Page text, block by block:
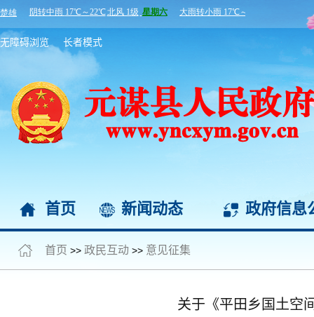
无障碍浏览 长者模式
首页 新闻动态 政府信息
首页 >> 政民互动 >> 意见征集
关于《平田乡国土空